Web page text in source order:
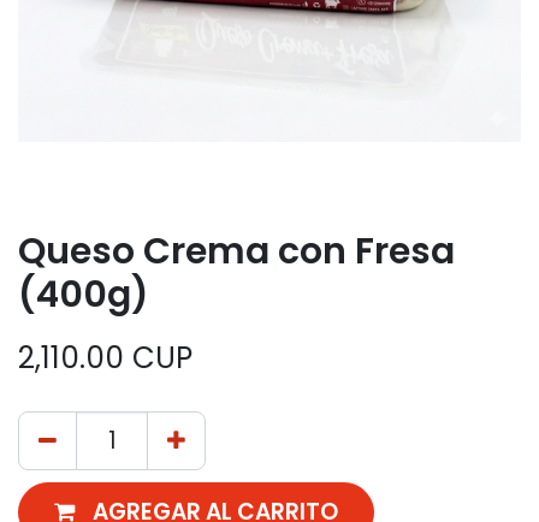
Queso Crema con Fresa
(400g)
2,110.00 CUP
AGREGAR AL CARRITO